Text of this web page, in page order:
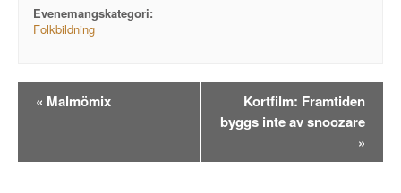
Evenemangskategori:
Folkbildning
Evenemangsnavigation
« Malmömix
Kortfilm: Framtiden
byggs inte av snoozare
»